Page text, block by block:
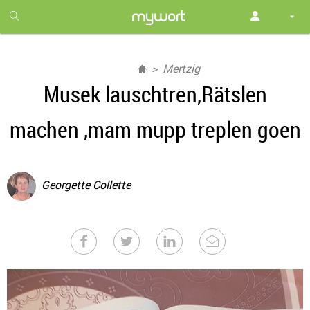
month
free
Mertzig
Musek lauschtren,Rätslen
machen ,mam mupp treplen goen
Georgette Collette